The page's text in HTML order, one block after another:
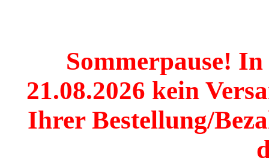
Sommerpause!
21.08.2026 kein
Ihrer Bestellung/